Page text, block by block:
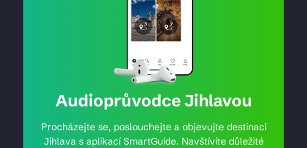
Audioprůvodce Jihlavou
Procházejte se, poslouchejte a objevujte destinaci
Jihlava s aplikací SmartGuide. Navštívíte důležité